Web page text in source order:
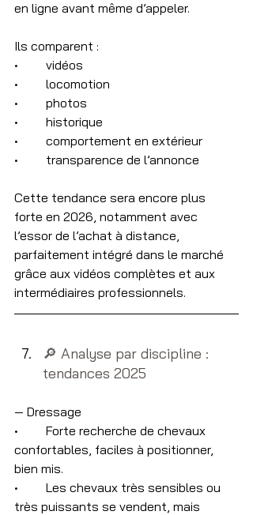
en ligne avant même d’appeler.
Ils comparent :
•	vidéos
•	locomotion
•	photos
•	historique
•	comportement en extérieur
•	transparence de l’annonce
Cette tendance sera encore plus
forte en 2026, notamment avec
l’essor de l’achat à distance,
parfaitement intégré dans le marché
grâce aux vidéos complètes et aux
intermédiaires professionnels.
🔎​ Analyse par discipline :
tendances 2025
— Dressage
•	Forte recherche de chevaux
confortables, faciles à positionner,
bien mis.
•	Les chevaux très sensibles ou
très puissants se vendent, mais